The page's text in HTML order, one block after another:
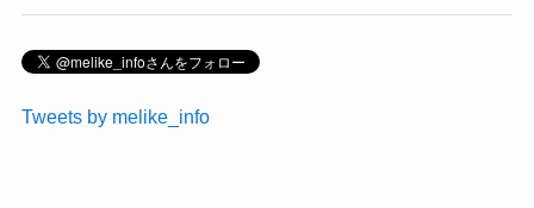
Tweets by melike_info